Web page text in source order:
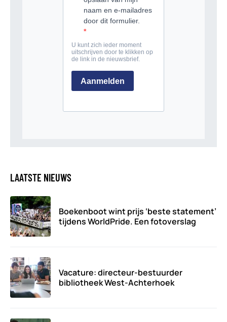
LAATSTE NIEUWS
Boekenboot wint prijs ‘beste statement’
tijdens WorldPride. Een fotoverslag
Vacature: directeur-bestuurder
bibliotheek West-Achterhoek